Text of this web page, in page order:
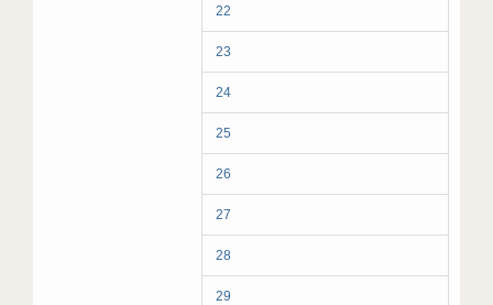
22
23
24
25
26
27
28
29